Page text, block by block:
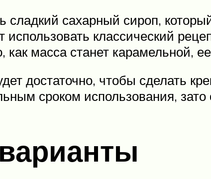
сладкий сахарный сироп,
классический
как масса станет карамельной,
достаточно, чтобы сделать
сроком использования,